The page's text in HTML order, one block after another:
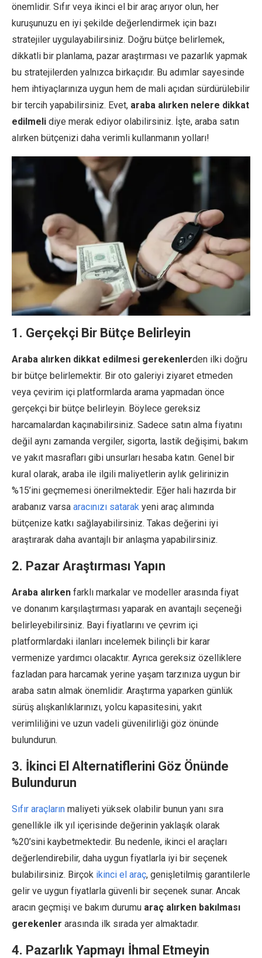
önemlidir. Sıfır veya ikinci el bir araç arıyor olun, her
kuruşunuzu en iyi şekilde değerlendirmek için bazı
stratejiler uygulayabilirsiniz. Doğru bütçe belirlemek,
dikkatli bir planlama, pazar araştırması ve pazarlık yapmak
bu stratejilerden yalnızca birkaçıdır. Bu adımlar sayesinde
hem ihtiyaçlarınıza uygun hem de mali açıdan sürdürülebilir
bir tercih yapabilirsiniz. Evet, araba alırken nelere dikkat
edilmeli diye merak ediyor olabilirsiniz. İşte, araba satın
alırken bütçenizi daha verimli kullanmanın yolları!
1. Gerçekçi Bir Bütçe Belirleyin
Araba alırken dikkat edilmesi gerekenlerden ilki doğru
bir bütçe belirlemektir. Bir oto galeriyi ziyaret etmeden
veya çevirim içi platformlarda arama yapmadan önce
gerçekçi bir bütçe belirleyin. Böylece gereksiz
harcamalardan kaçınabilirsiniz. Sadece satın alma fiyatını
değil aynı zamanda vergiler, sigorta, lastik değişimi, bakım
ve yakıt masrafları gibi unsurları hesaba katın. Genel bir
kural olarak, araba ile ilgili maliyetlerin aylık gelirinizin
%15’ini geçmemesi önerilmektedir. Eğer hali hazırda bir
arabanız varsa aracınızı satarak yeni araç alımında
bütçenize katkı sağlayabilirsiniz. Takas değerini iyi
araştırarak daha avantajlı bir anlaşma yapabilirsiniz.
2. Pazar Araştırması Yapın
Araba alırken farklı markalar ve modeller arasında fiyat
ve donanım karşılaştırması yaparak en avantajlı seçeneği
belirleyebilirsiniz. Bayi fiyatlarını ve çevrim içi
platformlardaki ilanları incelemek bilinçli bir karar
vermenize yardımcı olacaktır. Ayrıca gereksiz özelliklere
fazladan para harcamak yerine yaşam tarzınıza uygun bir
araba satın almak önemlidir. Araştırma yaparken günlük
sürüş alışkanlıklarınızı, yolcu kapasitesini, yakıt
verimliliğini ve uzun vadeli güvenilirliği göz önünde
bulundurun.
3. İkinci El Alternatiflerini Göz Önünde
Bulundurun
Sıfır araçların maliyeti yüksek olabilir bunun yanı sıra
genellikle ilk yıl içerisinde değerinin yaklaşık olarak
%20’sini kaybetmektedir. Bu nedenle, ikinci el araçları
değerlendirebilir, daha uygun fiyatlarla iyi bir seçenek
bulabilirsiniz. Birçok ikinci el araç, genişletilmiş garantilerle
gelir ve uygun fiyatlarla güvenli bir seçenek sunar. Ancak
aracın geçmişi ve bakım durumu araç alırken bakılması
gerekenler arasında ilk sırada yer almaktadır.
4. Pazarlık Yapmayı İhmal Etmeyin